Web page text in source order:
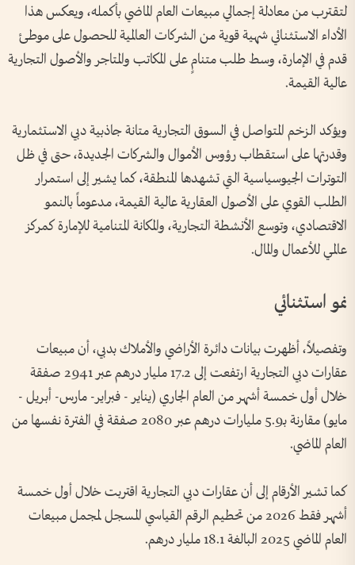
لتقترب من معادلة إجمالي مبيعات العام الماضي بأكمله، ويعكس هذا
الأداء الاستثنائي شهية قوية من الشركات العالمية للحصول على موطئ
قدم في الإمارة، وسط طلب متنامٍ على المكاتب والمتاجر والأصول التجارية
عالية القيمة.
ويؤكد الزخم المتواصل في السوق التجارية متانة جاذبية دبي الاستثمارية
وقدرتها على استقطاب رؤوس الأموال والشركات الجديدة، حتى في ظل
التوترات الجيوسياسية التي تشهدها المنطقة، كما يشير إلى استمرار
الطلب القوي على الأصول العقارية عالية القيمة، مدعوماً بالنمو
الاقتصادي، وتوسع الأنشطة التجارية، والمكانة المتنامية للإمارة كمركز
عالمي للأعمال والمال.
نمو استثنائي
وتفصيلاً، أظهرت بيانات دائرة الأراضي والأملاك بدبي، أن مبيعات
عقارات دبي التجارية ارتفعت إلى 17.2 مليار درهم عبر 2941 صفقة
خلال أول خمسة أشهر من العام الجاري (يناير - فبراير- مارس- أبريل -
مايو) مقارنة بـ5.9 مليارات درهم عبر 2080 صفقة في الفترة نفسها من
العام الماضي.
كما تشير الأرقام إلى أن عقارات دبي التجارية اقتربت خلال أول خمسة
أشهر فقط 2026 من تحطيم الرقم القياسي المسجل لمجمل مبيعات
العام الماضي 2025 البالغة 18.1 مليار درهم.